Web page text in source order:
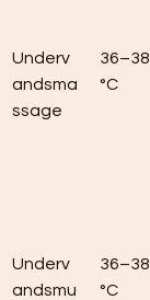
Underv
andsma
ssage
36–38
°C
Underv
andsmu
36–38
°C